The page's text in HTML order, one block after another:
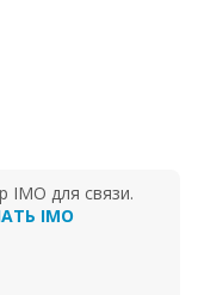
IMO для связи.
IMO